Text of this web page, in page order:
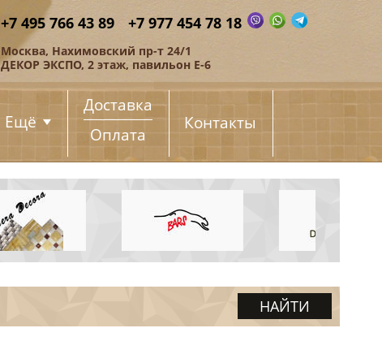
+7 495 766 43 89 +7 977 454 78 18
Москва, Нахимовский пр-т 24/1
ДЕКОР ЭКСПО, 2 этаж, павильон Е-6
Ещё
Доставка
Оплата
Контакты